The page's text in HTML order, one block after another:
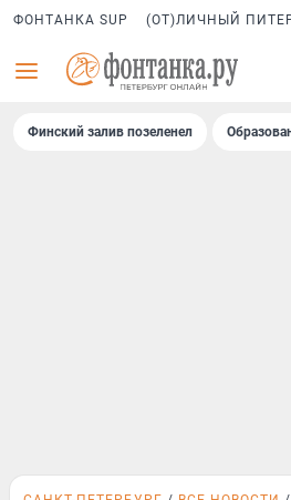
ФОНТАНКА SUP (ОТ)ЛИЧНЫЙ
Финский залив позеленел